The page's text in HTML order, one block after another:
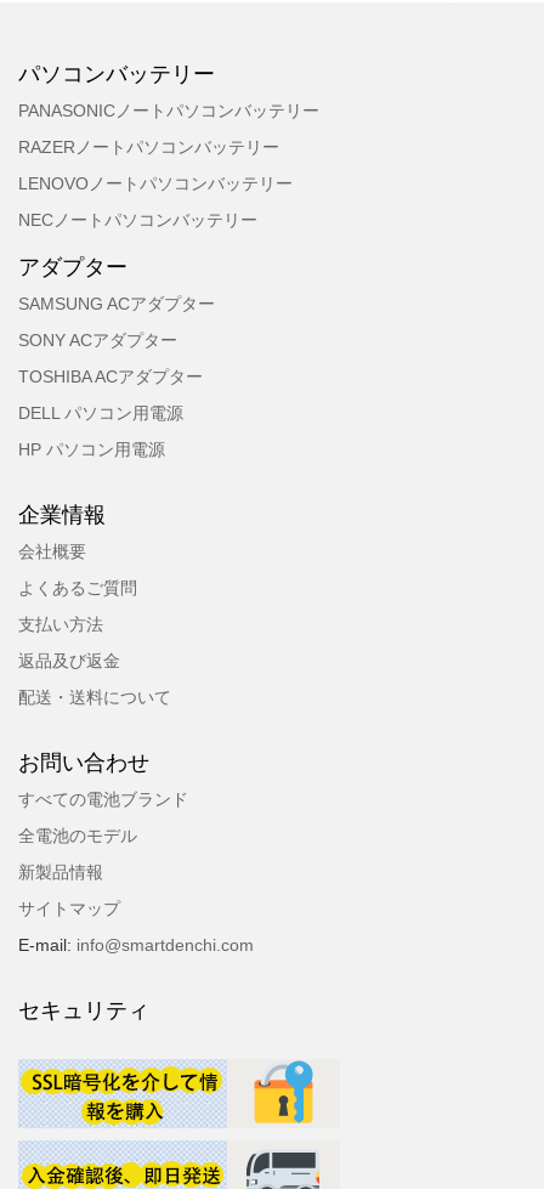
パソコンバッテリー
PANASONICノートパソコンバッテリー
RAZERノートパソコンバッテリー
LENOVOノートパソコンバッテリー
NECノートパソコンバッテリー
アダプター
SAMSUNG ACアダプター
SONY ACアダプター
TOSHIBA ACアダプター
DELL パソコン用電源
HP パソコン用電源
企業情報
会社概要
よくあるご質問
支払い方法
返品及び返金
配送・送料について
お問い合わせ
すべての電池ブランド
全電池のモデル
新製品情報
サイトマップ
E-mail: info@smartdenchi.com
セキュリティ